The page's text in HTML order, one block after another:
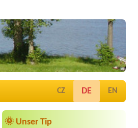
CZ DE EN
🌞 Unser Tip